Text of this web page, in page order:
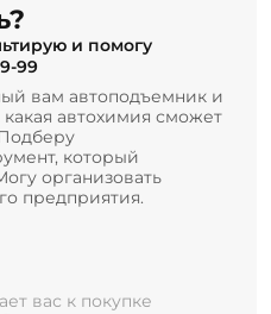
и помогу
99
вам автоподъемник и
автохимия сможет
который
организовать
предприятия.
вас к покупке